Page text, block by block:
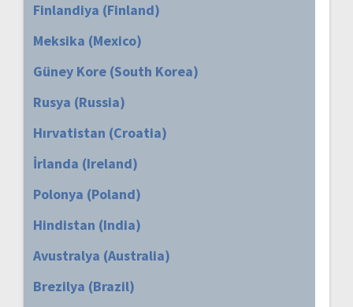
Finlandiya (Finland)
Meksika (Mexico)
Güney Kore (South Korea)
Rusya (Russia)
Hırvatistan (Croatia)
İrlanda (Ireland)
Polonya (Poland)
Hindistan (India)
Avustralya (Australia)
Brezilya (Brazil)